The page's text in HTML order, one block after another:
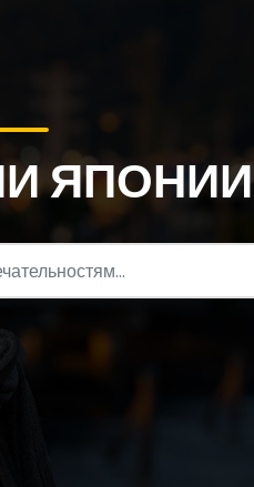
ЯПОНИИ